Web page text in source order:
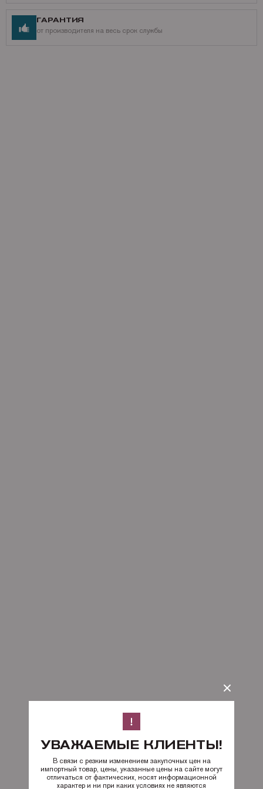
ГАРАНТИЯ
от производителя на весь срок службы
УВАЖАЕМЫЕ КЛИЕНТЫ!
В связи с резким изменением закупочных цен на
импортный товар, цены, указанные цены на сайте могут
отличаться от фактических, носят информационной
характер и ни при каких условиях не являются